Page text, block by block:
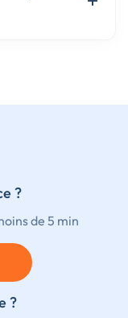
?
de 5 min
?